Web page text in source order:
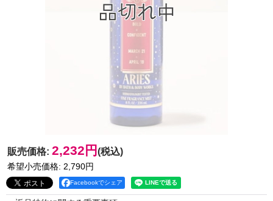
販売価格: 2,232円 (税込)
希望小売価格: 2,790円
Facebookでシェア